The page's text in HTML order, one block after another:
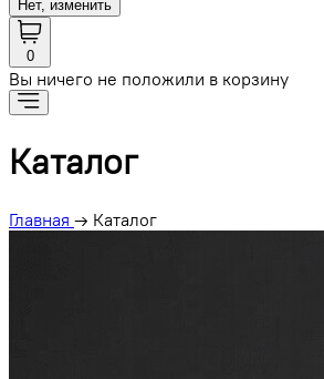
Нет, изменить
0
Вы ничего не положили в корзину
Каталог
Главная → Каталог